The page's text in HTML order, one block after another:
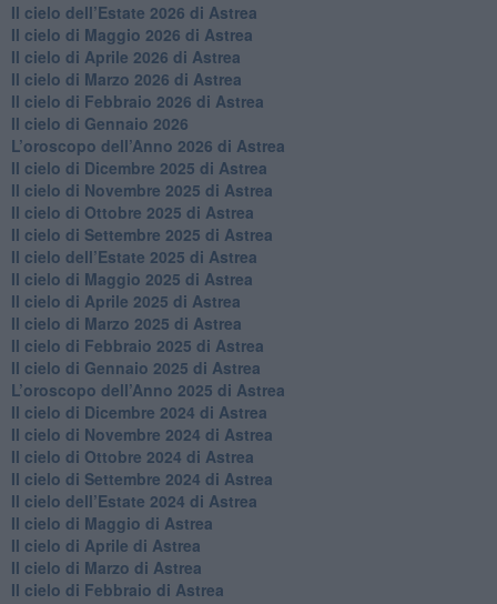
​Il cielo dell’Estate 2026 di Astrea
​Il cielo di Maggio 2026 di Astrea
​Il cielo di Aprile 2026 di Astrea
​Il cielo di Marzo 2026 di Astrea
​Il cielo di Febbraio 2026 di Astrea
Il cielo di Gennaio 2026
​L’oroscopo dell’Anno 2026 di Astrea
​Il cielo di Dicembre 2025 di Astrea
​Il cielo di Novembre 2025 di Astrea
​Il cielo di Ottobre 2025 di Astrea
Il cielo di Settembre 2025 di Astrea
Il cielo dell’Estate 2025 di Astrea
​Il cielo di Maggio 2025 di Astrea
​Il cielo di Aprile 2025 di Astrea
Il cielo di Marzo 2025 di Astrea
​Il cielo di Febbraio 2025 di Astrea
Il cielo di Gennaio 2025 di Astrea
​L’oroscopo dell’Anno 2025 di Astrea
​Il cielo di Dicembre 2024 di Astrea
Il cielo di Novembre 2024 di Astrea
​Il cielo di Ottobre 2024 di Astrea
​Il cielo di Settembre 2024 di Astrea
Il cielo dell’Estate 2024 di Astrea
Il cielo di Maggio di Astrea
Il cielo di Aprile di Astrea
​Il cielo di Marzo di Astrea
​Il cielo di Febbraio di Astrea